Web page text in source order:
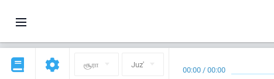
சூரா Juz' 00:00 /00:00